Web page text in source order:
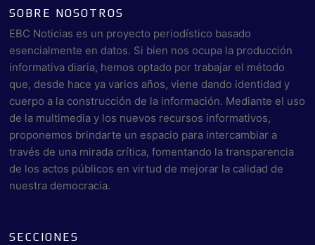
SOBRE NOSOTROS
EBC Noticias es un proyecto periodístico basado
esencialmente en datos. Si bien nos ocupa la producción
informativa diaria, hemos optado por trabajar el método
que, desde hace ya varios años, viene dando identidad y
cuerpo a la construcción de la información. Mediante el uso
de la multimedia y los nuevos recursos informativos,
proponemos brindarte un espacio para intercambiar a
través de una mirada crítica, fomentando la transparencia
de los actos públicos en virtud de mejorar la calidad de
nuestra democracia.
SECCIONES